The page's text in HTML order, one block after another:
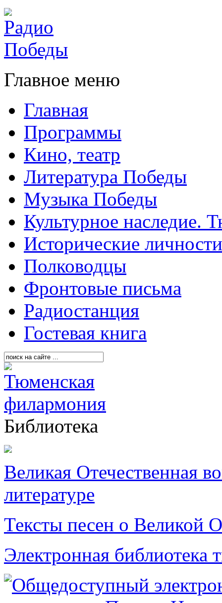
Главное меню
Главная
Программы
Кино, театр
Литература Победы
Музыка Победы
Культурное наследие.
Исторические личности
Полководцы
Фронтовые письма
Радиостанция
Гостевая книга
Библиотека
Великая Отечественная
литературе
Тексты песен о Великой
Электронная библиотека